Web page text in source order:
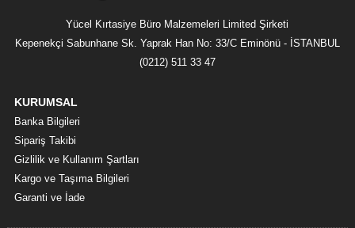
Yücel Kırtasiye Büro Malzemeleri Limited Şirketi
Kepenekçi Sabunhane Sk. Yaprak Han No: 33/C Eminönü - İSTANBUL
(0212) 511 33 47
KURUMSAL
Banka Bilgileri
Sipariş Takibi
Gizlilik ve Kullanım Şartları
Kargo ve Taşıma Bilgileri
Garanti ve İade